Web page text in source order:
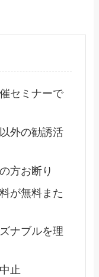
セミナーで
外の勧誘活
方お断り
が無料また
ナブルを理
止